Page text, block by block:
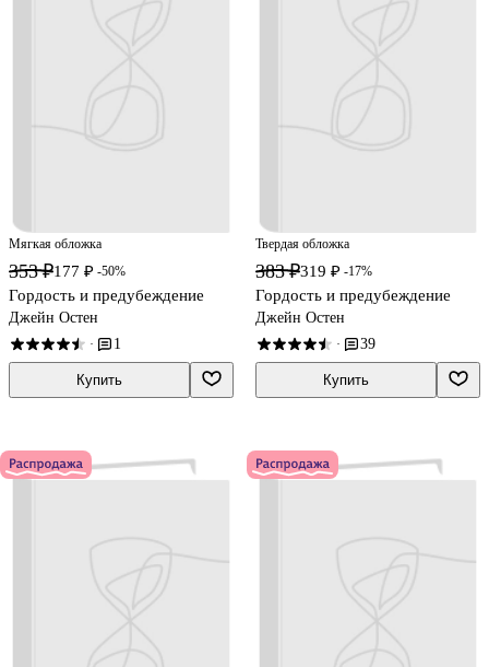
Мягкая обложка
353 ₽177 ₽ -50%
Гордость и предубеждение
Джейн Остен
· 1
Купить
Твердая обложка
383 ₽319 ₽ -17%
Гордость и предубеждение
Джейн Остен
· 39
Купить